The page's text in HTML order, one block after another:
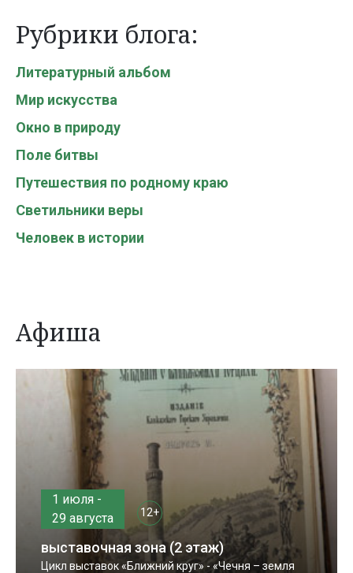
Рубрики блога:
Литературный альбом
Мир искусства
Окно в природу
Поле битвы
Путешествия по родному краю
Светильники веры
Человек в истории
Афиша
1 июля -
29 августа
12+
выставочная зона (2 этаж)
Цикл выставок «Ближний круг» - «Чечня – земля